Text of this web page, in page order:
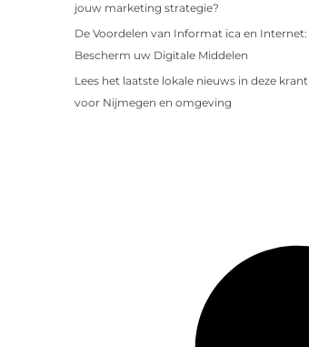
jouw marketing strategie?
De Voordelen van Informat ica en Internet:
Bescherm uw Digitale Middelen
Lees het laatste lokale nieuws in deze krant
voor Nijmegen en omgeving